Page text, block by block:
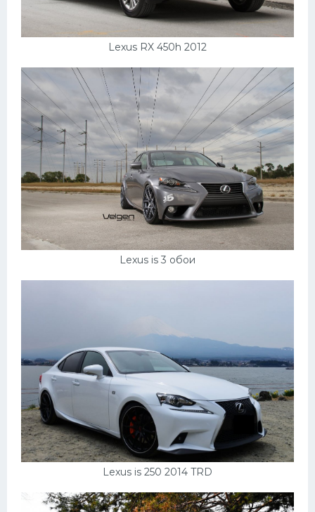
Lexus RX 450h 2012
Lexus is 3 обои
Lexus is 250 2014 TRD
Поезда
Мотоциклы
Ямаха
Додж
Ява
Эмблемы
Спецтехника